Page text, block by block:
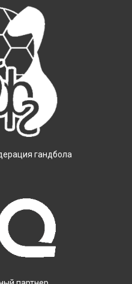
гандбола